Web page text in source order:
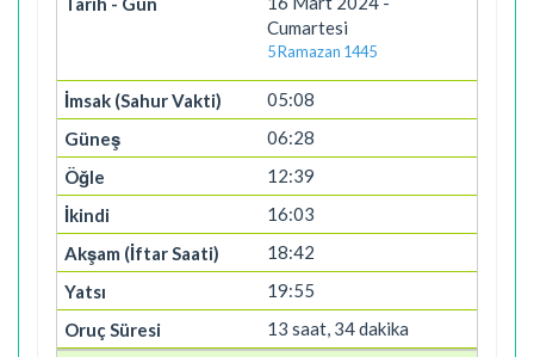
Cumartesi
5 Ramazan 1445
05:08
06:28
12:39
16:03
18:42
19:55
13 saat, 34 dakika